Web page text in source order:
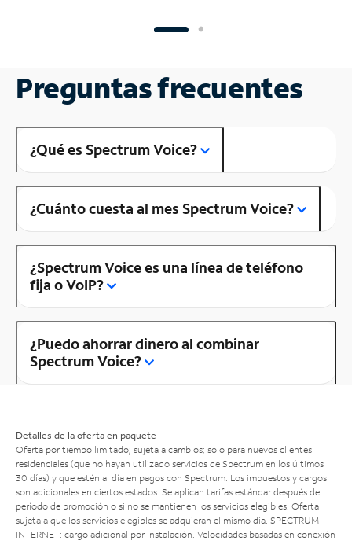
Preguntas frecuentes
¿Qué es Spectrum Voice?
¿Cuánto cuesta al mes Spectrum Voice?
¿Spectrum Voice es una línea de teléfono
fija o VoIP?
¿Puedo ahorrar dinero al combinar
Spectrum Voice?
Detalles de la oferta en paquete
Oferta por tiempo limitado; sujeta a cambios; solo para nuevos clientes
residenciales (que no hayan utilizado servicios de Spectrum en los últimos
30 días) y que estén al día en pagos con Spectrum. Los impuestos y cargos
son adicionales en ciertos estados. Se aplican tarifas estándar después del
período de promoción o si no se mantienen los servicios elegibles. Oferta
sujeta a que los servicios elegibles se adquieran el mismo día. SPECTRUM
INTERNET: cargo adicional por instalación. Velocidades basadas en conexión